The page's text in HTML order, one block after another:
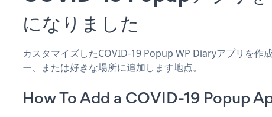
になりました
カスタマイズしたCOVID-19 Popup WP Diaryアプリを作
ー、または好きな場所に追加します地点。
How To Add a COVID-19 Popup